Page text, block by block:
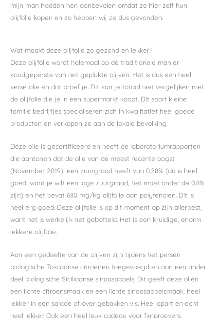
mijn man hadden hen aanbevolen omdat ze hier zelf hun
olijfolie kopen en zo hebben wij ze dus gevonden.
Wat maakt deze olijfolie zo gezond en lekker?
Deze olijfolie wordt helemaal op de traditionele manier
koudgeperste van net geplukte olijven. Het is dus een heel
verse olie en dat proef je. Dit kan je totaal niet vergelijken met
de olijfolie die je in een supermarkt koopt. Dit soort kleine
familie bedrijfjes specialiseren zich in kwalitatief heel goede
producten en verkopen ze aan de lokale bevolking.
Deze olie is gecertificeerd en heeft de laboratoriumrapporten
die aantonen dat de olie van de meest recente oogst
(November 2019), een zuurgraad heeft van 0.28% (dit is heel
goed, want je wilt een lage zuurgraad, het moet onder de 0.8%
zijn) en het bevat 680 mg/kg olijfolie aan polyfenolen. Dit is
heel erg goed. Deze olijfolie is op dit moment op zijn allerbest,
want het is werkelijk net gebotteld. Het is een kruidige, enorm
lekkere olijfolie.
Aan een gedeelte van de olijven zijn tijdens het persen
biologische Toscaanse citroenen toegevoegd en aan een ander
deel biologische Siciliaanse sinaasappels. Dit geeft deze oliën
een lichte citroensmaak en een lichte sinaasappelsmaak, heel
lekker in een salade of over gebakken vis. Heel apart en echt
heel lekker. Ook een heel leuk cadeau voor fijnproevers.